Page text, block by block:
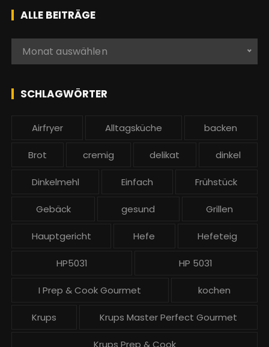
h
e
n
c
:
ALLE BEITRÄGE
e
Monat auswählen
SCHLAGWÖRTER
Airfryer Alltagsküche backen
Brot cremig delikat dinkel
Dinkelmehl Einfach Frühstück
Gebäck gesund Grillen
Hauptgericht Hefe Hefeteig
HP5031 HP 5031
I Prep & Cook Gourmet kochen
Krups Krups Master Perfect Gourmet
Krups Prep & Cook